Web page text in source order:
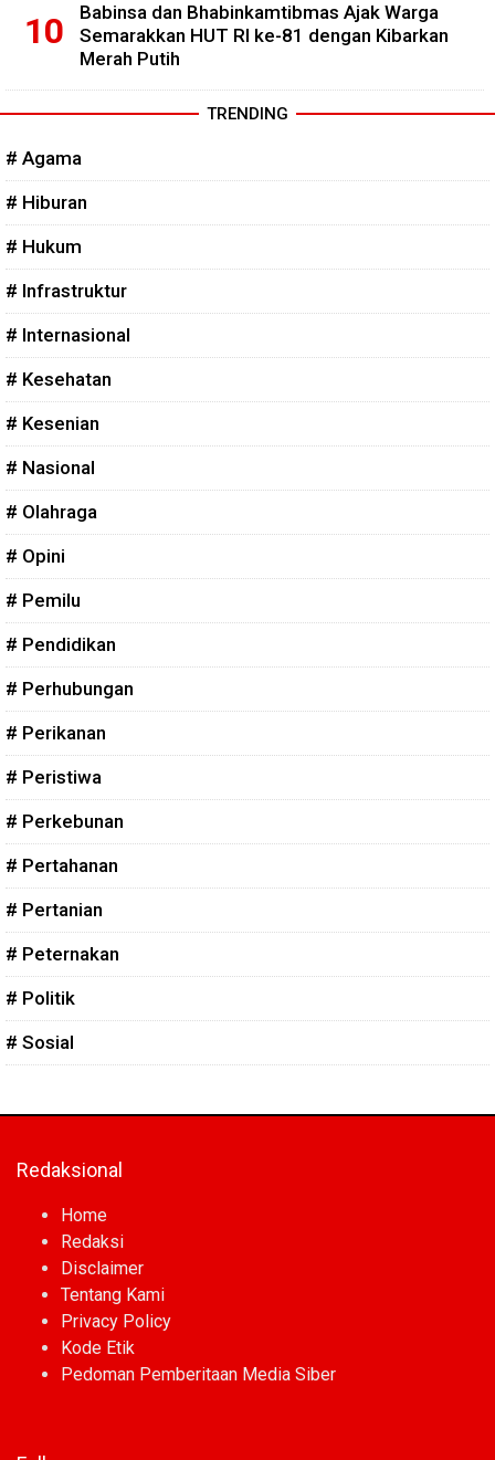
Babinsa dan Bhabinkamtibmas Ajak Warga
Semarakkan HUT RI ke-81 dengan Kibarkan
Merah Putih
TRENDING
# Agama
# Hiburan
# Hukum
# Infrastruktur
# Internasional
# Kesehatan
# Kesenian
# Nasional
# Olahraga
# Opini
# Pemilu
# Pendidikan
# Perhubungan
# Perikanan
# Peristiwa
# Perkebunan
# Pertahanan
# Pertanian
# Peternakan
# Politik
# Sosial
Redaksional
Home
Redaksi
Disclaimer
Tentang Kami
Privacy Policy
Kode Etik
Pedoman Pemberitaan Media Siber